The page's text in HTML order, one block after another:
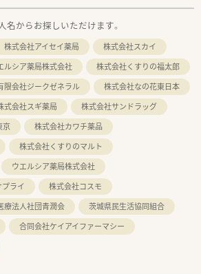
からお探しいただけます。
株式会社アイセイ薬局
株式会社スカイ
ルシア薬局株式会社
株式会社くすりの福太郎
限会社ジークゼネラル
株式会社なの花東日本
式会社スギ薬局
株式会社サンドラッグ
京
株式会社カワチ薬品
株式会社くすりのマルト
ウエルシア薬局株式会社
ライ
株式会社コスモ
療法人社団青潤会
茨城県民生活協同組合
合同会社ケイアイファーマシー